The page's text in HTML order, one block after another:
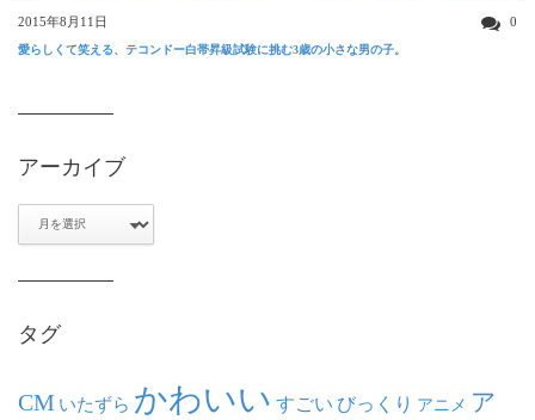
2015年8月11日 0
愛らしくて笑える、テコンドー白帯昇級試験に挑む3歳の小さな男の子。
アーカイブ
タグ
CM いたずら かわいい すごい びっくり アニメ ア